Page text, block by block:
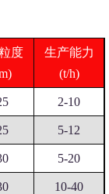
度
生产能力
(t/h)
2-10
5-12
5-20
10-40